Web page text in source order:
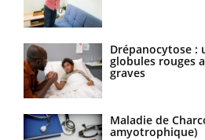
Drépanocytose :
globules rouges
graves
Maladie de
amyotrophique)